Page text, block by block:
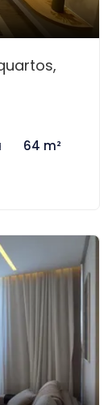
64 m²